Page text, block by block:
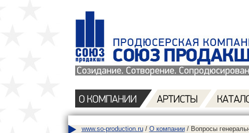
www.so-production.ru/ О компании/ Вопросы